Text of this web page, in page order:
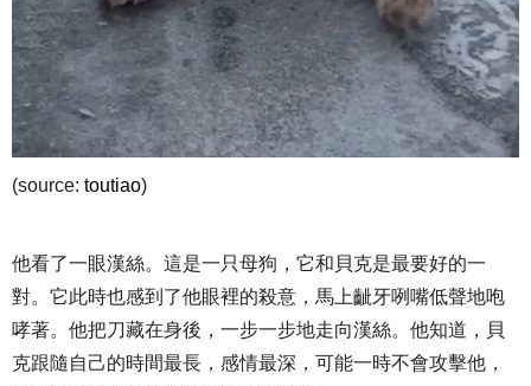
(source: toutiao)
他看了一眼漢絲。這是一只母狗，它和貝克是最要好的一
對。它此時也感到了他眼裡的殺意，馬上齜牙咧嘴低聲地咆
哮著。他把刀藏在身後，一步一步地走向漢絲。他知道，貝
克跟隨自己的時間最長，感情最深，可能一時不會攻擊他，